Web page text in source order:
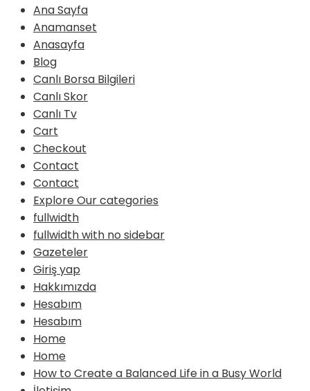
Ana Sayfa
Anamanset
Anasayfa
Blog
Canlı Borsa Bilgileri
Canlı Skor
Canlı Tv
Cart
Checkout
Contact
Contact
Explore Our categories
fullwidth
fullwidth with no sidebar
Gazeteler
Giriş yap
Hakkımızda
Hesabım
Hesabım
Home
Home
How to Create a Balanced Life in a Busy World